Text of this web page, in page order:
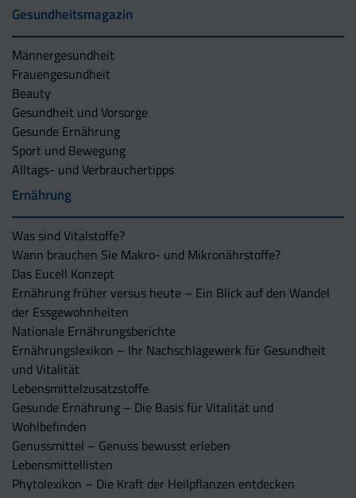
Gesundheitsmagazin
Männergesundheit
Frauengesundheit
Beauty
Gesundheit und Vorsorge
Gesunde Ernährung
Sport und Bewegung
Alltags- und Verbrauchertipps
Ernährung
Was sind Vitalstoffe?
Wann brauchen Sie Makro- und Mikronährstoffe?
Das Eucell Konzept
Ernährung früher versus heute – Ein Blick auf den Wandel
der Essgewohnheiten
Nationale Ernährungsberichte
Ernährungslexikon – Ihr Nachschlagewerk für Gesundheit
und Vitalität
Lebensmittelzusatzstoffe
Gesunde Ernährung – Die Basis für Vitalität und
Wohlbefinden
Genussmittel – Genuss bewusst erleben
Lebensmittellisten
Phytolexikon – Die Kraft der Heilpflanzen entdecken